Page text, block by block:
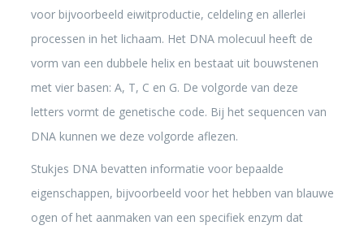
voor bijvoorbeeld eiwitproductie, celdeling en allerlei
processen in het lichaam. Het DNA molecuul heeft de
vorm van een dubbele helix en bestaat uit bouwstenen
met vier basen: A, T, C en G. De volgorde van deze
letters vormt de genetische code. Bij het sequencen van
DNA kunnen we deze volgorde aflezen.
Stukjes DNA bevatten informatie voor bepaalde
eigenschappen, bijvoorbeeld voor het hebben van blauwe
ogen of het aanmaken van een specifiek enzym dat